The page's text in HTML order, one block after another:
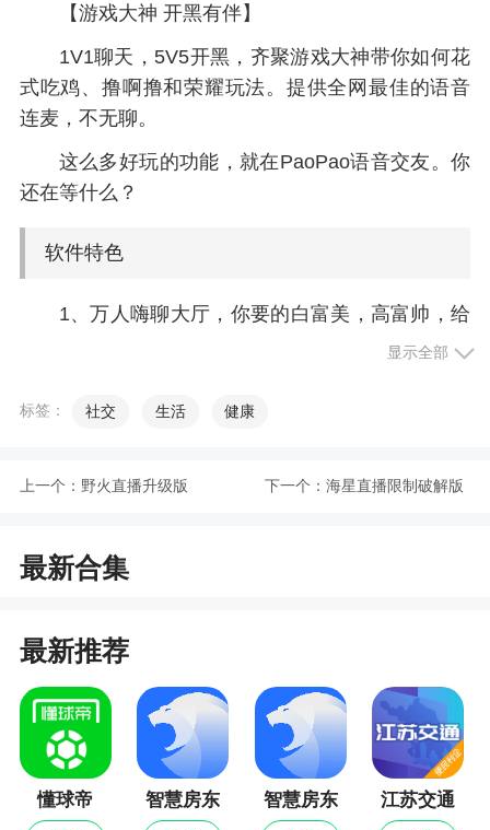
【游戏大神 开黑有伴】
1V1聊天，5V5开黑，齐聚游戏大神带你如何花
式吃鸡、撸啊撸和荣耀玩法。提供全网最佳的语音
连麦，不无聊。
这么多好玩的功能，就在PaoPao语音交友。你
还在等什么？
软件特色
1、万人嗨聊大厅，你要的白富美，高富帅，给
更多朋友
投的人玩转家族吧
查看过您个人资料的用户的信息
来
6、所有用户均已通过真实的身份验证，因此您
可以放心地结识朋友
小编评价
显示全部
标签： 社交 生活 健康
上一个： 野火直播升级版 下一个： 海星直播限制破解版
最新合集
最新推荐
懂球帝
智慧房东
最新版
智慧房东
江苏交通
云最新版